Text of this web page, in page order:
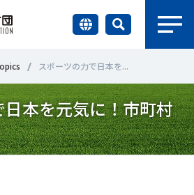
財団情報
研究員紹介
調査・研究
さえるのか ＃部活動
＃日本人の身体活動と健康寿命
スポーツの力で日本を...
本を元気に！市町村